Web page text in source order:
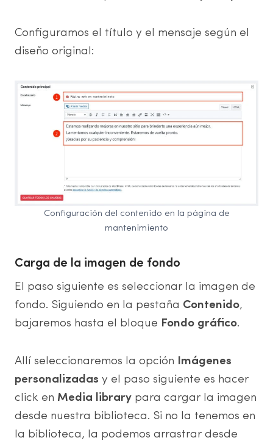
Configuramos el título y el mensaje según el
diseño original:
Configuración del contenido en la página de
mantenimiento
Carga de la imagen de fondo
El paso siguiente es seleccionar la imagen de
fondo. Siguiendo en la pestaña Contenido,
bajaremos hasta el bloque Fondo gráfico.
Allí seleccionaremos la opción
Imágenes
personalizadas y el paso siguiente es hacer
click en Media library para cargar la imagen
desde nuestra biblioteca. Si no la tenemos en
la biblioteca, la podemos arrastrar desde